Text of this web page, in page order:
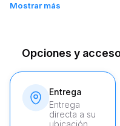
playas relajantes y los
190 caballos de fuerza,
que te permite conquistar
segundos, en un claro
Mostrar más
Opciones y
Entrega
Entrega
directa a su
ubicación